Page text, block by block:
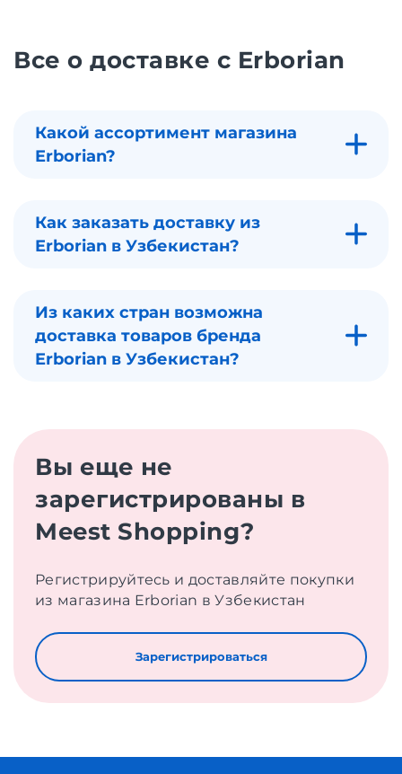
Все о доставке с Erborian
Какой ассортимент магазина
Erborian?
Как заказать доставку из
Erborian в Узбекистан?
Из каких стран возможна
доставка товаров бренда
Erborian в Узбекистан?
Вы еще не
зарегистрированы в
Meest Shopping?
Регистрируйтесь и доставляйте покупки
из магазина Erborian в Узбекистан
Зарегистрироваться